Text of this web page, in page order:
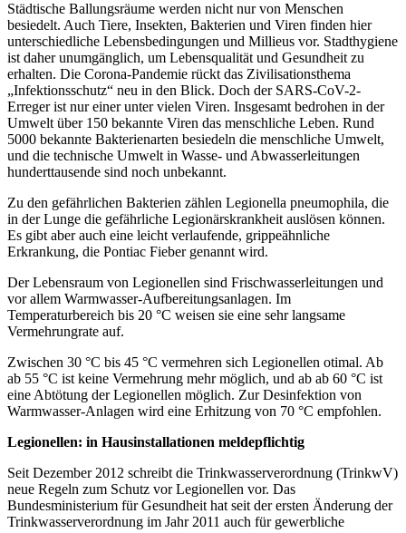
Städtische Ballungsräume werden nicht nur von Menschen
besiedelt. Auch Tiere, Insekten, Bakterien und Viren finden hier
unterschiedliche Lebensbedingungen und Millieus vor. Stadthygiene
ist daher unumgänglich, um Lebensqualität und Gesundheit zu
erhalten. Die Corona-Pandemie rückt das Zivilisationsthema
„Infektionsschutz“ neu in den Blick. Doch der SARS-CoV-2-
Erreger ist nur einer unter vielen Viren. Insgesamt bedrohen in der
Umwelt über 150 bekannte Viren das menschliche Leben. Rund
5000 bekannte Bakterienarten besiedeln die menschliche Umwelt,
und die technische Umwelt in Wasse- und Abwasserleitungen
hunderttausende sind noch unbekannt.
Zu den gefährlichen Bakterien zählen Legionella pneumophila, die
in der Lunge die gefährliche Legionärskrankheit auslösen können.
Es gibt aber auch eine leicht verlaufende, grippeähnliche
Erkrankung, die Pontiac Fieber genannt wird.
Der Lebensraum von Legionellen sind Frischwasserleitungen und
vor allem Warmwasser-Aufbereitungsanlagen. Im
Temperaturbereich bis 20 °C weisen sie eine sehr langsame
Vermehrungrate auf.
Zwischen 30 °C bis 45 °C vermehren sich Legionellen otimal. Ab
ab 55 °C ist keine Vermehrung mehr möglich, und ab ab 60 °C ist
eine Abtötung der Legionellen möglich. Zur Desinfektion von
Warmwasser-Anlagen wird eine Erhitzung von 70 °C empfohlen.
Legionellen: in Hausinstallationen meldepflichtig
Seit Dezember 2012 schreibt die Trinkwasserverordnung (TrinkwV)
neue Regeln zum Schutz vor Legionellen vor. Das
Bundesministerium für Gesundheit hat seit der ersten Änderung der
Trinkwasserverordnung im Jahr 2011 auch für gewerbliche